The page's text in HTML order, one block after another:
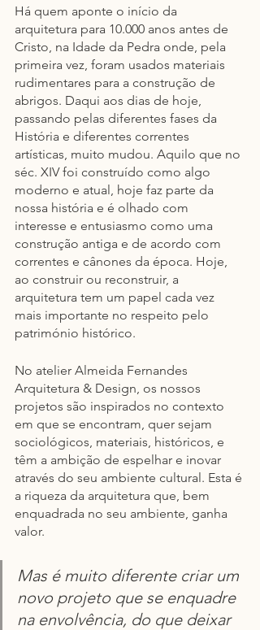
Há quem aponte o início da
arquitetura para 10.000 anos antes de
Cristo, na Idade da Pedra onde, pela
primeira vez, foram usados materiais
rudimentares para a construção de
abrigos. Daqui aos dias de hoje,
passando pelas diferentes fases da
História e diferentes correntes
artísticas, muito mudou. Aquilo que no
séc. XIV foi construído como algo
moderno e atual, hoje faz parte da
nossa história e é olhado com
interesse e entusiasmo como uma
construção antiga e de acordo com
correntes e cânones da época. Hoje,
ao construir ou reconstruir, a
arquitetura tem um papel cada vez
mais importante no respeito pelo
património histórico.
No atelier Almeida Fernandes
Arquitetura & Design, os nossos
projetos são inspirados no contexto
em que se encontram, quer sejam
sociológicos, materiais, históricos, e
têm a ambição de espelhar e inovar
através do seu ambiente cultural. Esta é
a riqueza da arquitetura que, bem
enquadrada no seu ambiente, ganha
valor.
Mas é muito diferente criar um
novo projeto que se enquadre
na envolvência, do que deixar